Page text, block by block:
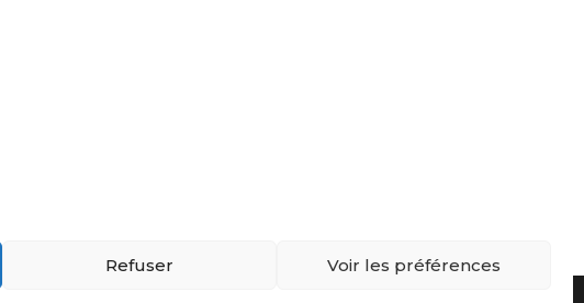
Refuser Voir les préférences